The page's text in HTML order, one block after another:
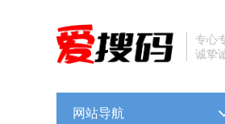
专心
诚挚
网站导航